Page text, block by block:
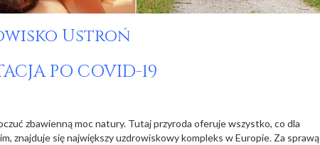
Ustroń
PO COVID-19
zbawienną moc natury. Tutaj przyroda oferuje wszystko, co dla
znajduje się największy uzdrowiskowy kompleks w Europie. Za sprawą